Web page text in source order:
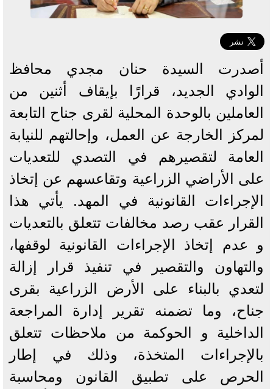
أصدرت السيدة حنان مجدي محافظ
الوادي الجديد، قرارًا بإيقاف أثنين من
العاملين بالوحدة المحلية لقرى جناح التابعة
لمركز الخارجة عن العمل، وإحالتهم للنيابة
العامة لتقصيرهم في التصدي للتعديات
على الأراضي الزراعية وتقاعسهم عن إتخاذ
الإجراءات القانونية في المهد. يأتي هذا
القرار عقب رصد مخالفات تتعلق بالتعديات
و عدم إتخاذ الإجراءات القانونية لوقفها،
والتهاون والتقصير في تنفيذ قرار إزالة
لتعدي بالبناء على الأرض الزراعية بقرى
جناح، وما تضمنه تقرير إدارة المراجعة
الداخلية و الحوكمة من ملاحظات تتعلق
بالإجراءات المتخذة، وذلك في إطار
الحرص على تطبيق القانون ومحاسبة